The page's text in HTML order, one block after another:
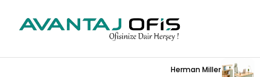
Herman Miller